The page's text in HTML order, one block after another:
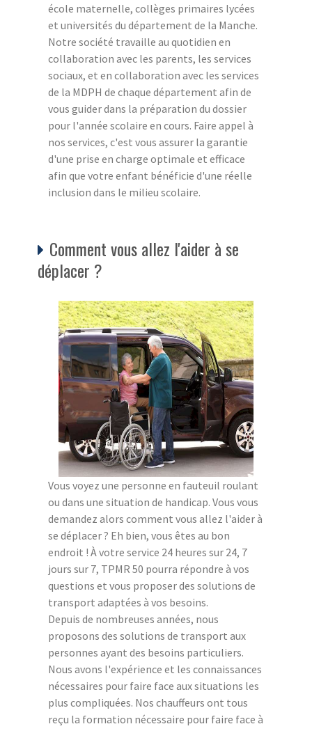
école maternelle, collèges primaires lycées
et universités du département de la Manche.
Notre société travaille au quotidien en
collaboration avec les parents, les services
sociaux, et en collaboration avec les services
de la MDPH de chaque département afin de
vous guider dans la préparation du dossier
pour l'année scolaire en cours. Faire appel à
nos services, c'est vous assurer la garantie
d'une prise en charge optimale et efficace
afin que votre enfant bénéficie d'une réelle
inclusion dans le milieu scolaire.
Comment vous allez l'aider à se
déplacer ?
Vous voyez une personne en fauteuil roulant
ou dans une situation de handicap. Vous vous
demandez alors comment vous allez l'aider à
se déplacer ? Eh bien, vous êtes au bon
endroit ! À votre service 24 heures sur 24, 7
jours sur 7, TPMR 50 pourra répondre à vos
questions et vous proposer des solutions de
transport adaptées à vos besoins.
Depuis de nombreuses années, nous
proposons des solutions de transport aux
personnes ayant des besoins particuliers.
Nous avons l'expérience et les connaissances
nécessaires pour faire face aux situations les
plus compliquées. Nos chauffeurs ont tous
reçu la formation nécessaire pour faire face à